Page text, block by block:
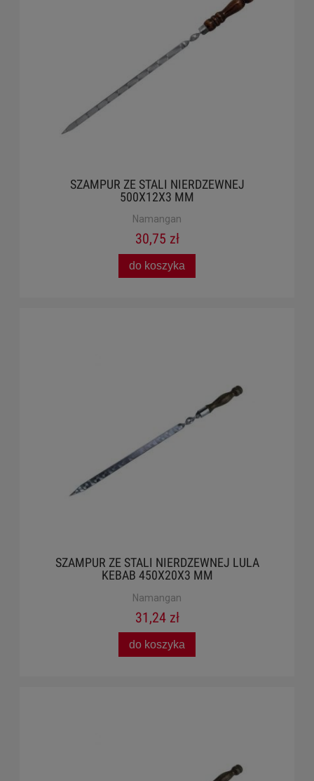
SZAMPUR ZE STALI NIERDZEWNEJ
500X12X3 MM
Namangan
30,75 zł
do koszyka
SZAMPUR ZE STALI NIERDZEWNEJ LULA
KEBAB 450X20X3 MM
Namangan
31,24 zł
do koszyka